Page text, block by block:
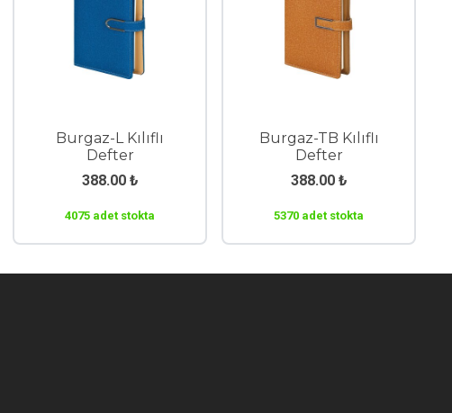
Burgaz-L Kılıflı
Defter
388.00 ₺
4075 adet stokta
Burgaz-TB Kılıflı
Defter
388.00 ₺
5370 adet stokta